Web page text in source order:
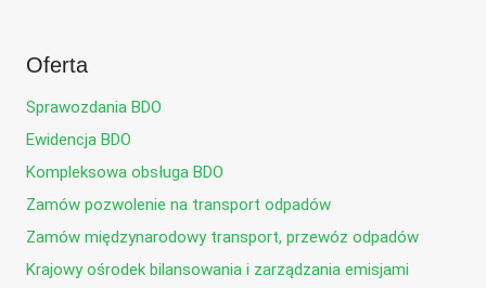
Oferta
Sprawozdania BDO
Ewidencja BDO
Kompleksowa obsługa BDO
Zamów pozwolenie na transport odpadów
Zamów międzynarodowy transport, przewóz odpadów
Krajowy ośrodek bilansowania i zarządzania emisjami